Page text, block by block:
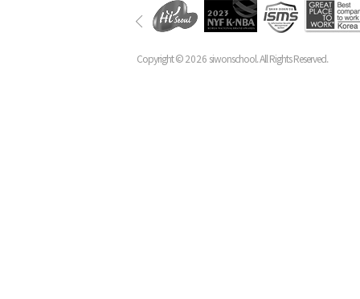
Copyright ©2026 siwonschool. All Rights Reserved.